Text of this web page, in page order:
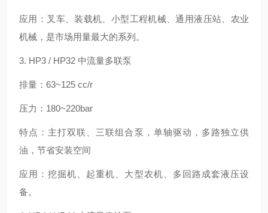
应用：叉车、装载机、小型工程机械、通用液压站、农业
机械，是市场用量最大的系列。
3. HP3 / HP32 中流量多联泵
排量：63~125 cc/r
压力：180~220bar
特点：主打双联、三联组合泵，单轴驱动，多路独立供
油，节省安装空间
应用：挖掘机、起重机、大型农机、多回路成套液压设
备。